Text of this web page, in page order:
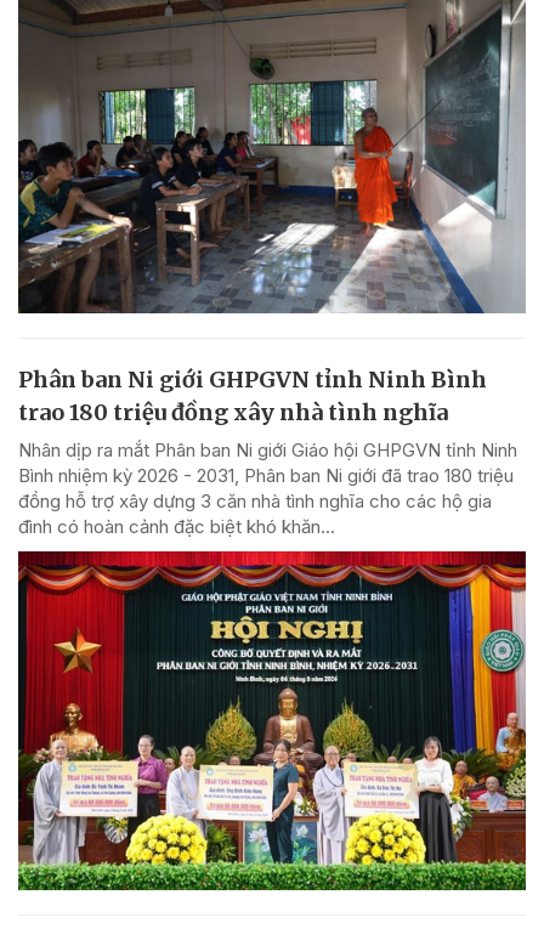
Phân ban Ni giới GHPGVN tỉnh Ninh Bình
trao 180 triệu đồng xây nhà tình nghĩa
Nhân dịp ra mắt Phân ban Ni giới Giáo hội GHPGVN tỉnh Ninh
Bình nhiệm kỳ 2026 - 2031, Phân ban Ni giới đã trao 180 triệu
đồng hỗ trợ xây dựng 3 căn nhà tình nghĩa cho các hộ gia
đình có hoàn cảnh đặc biệt khó khăn...